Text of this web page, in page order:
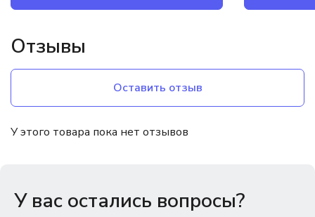
Отзывы
Оставить отзыв
У этого товара пока нет отзывов
У вас остались вопросы?